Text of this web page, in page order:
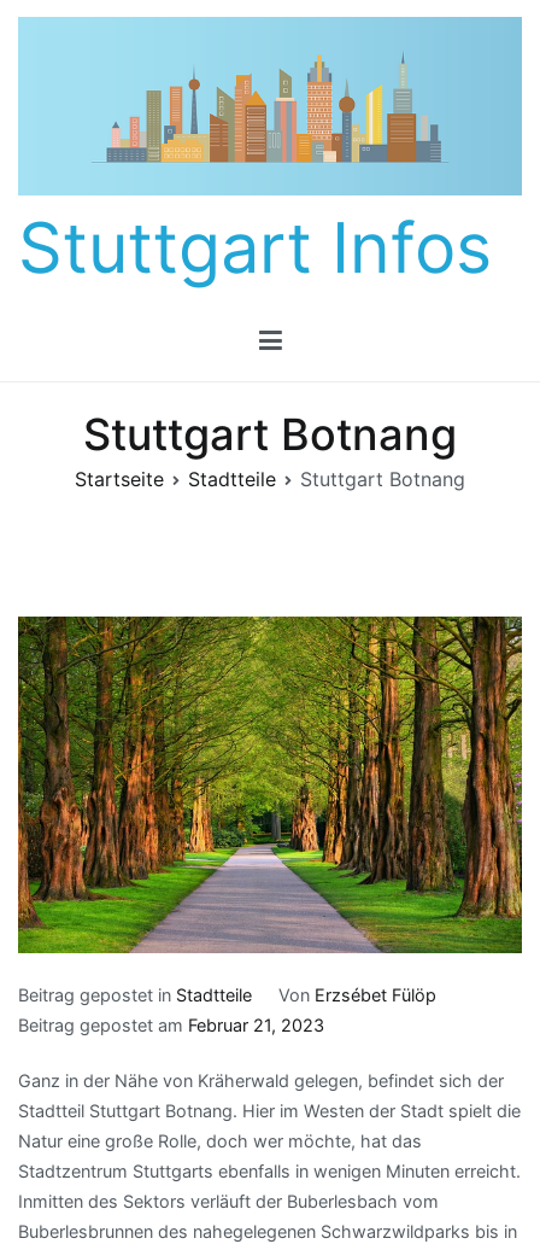
Zum
Stuttgart Infos
Stuttgart Botnang
Startseite Stadtteile Stuttgart Botnang
Beitrag gepostet in Stadtteile Von Erzsébet Fülöp
Beitrag gepostet am Februar 21, 2023
Ganz in der Nähe von Kräherwald gelegen, befindet sich der
Stadtteil Stuttgart Botnang. Hier im Westen der Stadt spielt die
Natur eine große Rolle, doch wer möchte, hat das
Stadtzentrum Stuttgarts ebenfalls in wenigen Minuten erreicht.
Inmitten des Sektors verläuft der Buberlesbach vom
Buberlesbrunnen des nahegelegenen Schwarzwildparks bis in